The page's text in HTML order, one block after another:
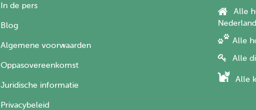
In de pers
Blog
Algemene voorwaarden
Oppasovereenkomst
Juridische informatie
Privacybeleid
Alle
Nederland
Alle
Alle
Alle